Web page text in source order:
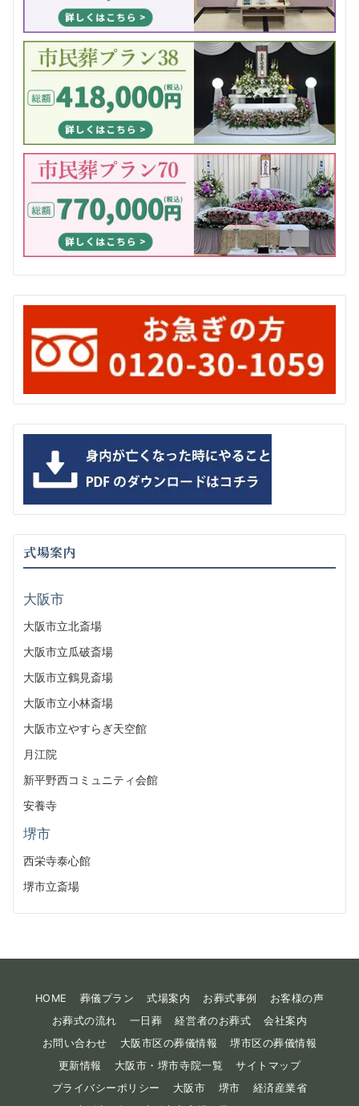
式場案内
大阪市
大阪市立北斎場
大阪市立瓜破斎場
大阪市立鶴見斎場
大阪市立小林斎場
大阪市立やすらぎ天空館
月江院
新平野西コミュニティ会館
安養寺
堺市
西栄寺泰心館
堺市立斎場
HOME 葬儀プラン 式場案内 お葬式事例
お客様の声
お葬式の流れ
一日葬 経営者のお葬式
会社案内
お問い合わせ
大阪市区の葬儀情報
堺市区の葬儀情報
更新情報
大阪市・堺市寺院一覧
サイトマップ
プライバシーポリシー
大阪市 堺市
経済産業省